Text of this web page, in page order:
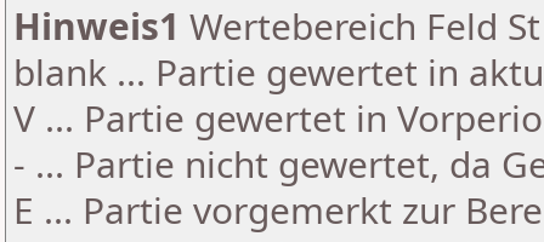
Hinweis1 Wertebereich Feld
blank ... Partie gewertet in
V ... Partie gewertet in
- ... Partie nicht gewertet, da
E ... Partie vorgemerkt zur